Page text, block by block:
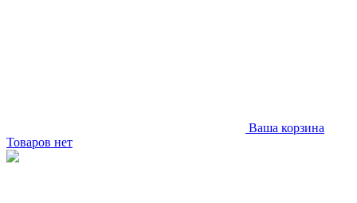
Ваша корзина
Товаров нет